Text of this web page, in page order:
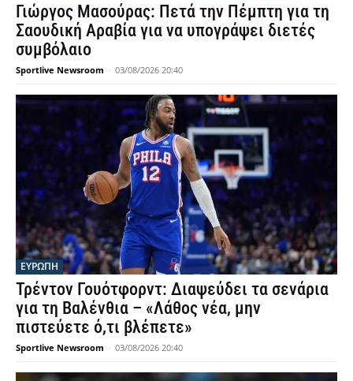
Γιώργος Μασούρας: Πετά την Πέμπτη για τη
Σαουδική Αραβία για να υπογράψει διετές
συμβόλαιο
Sportlive Newsroom - 03/08/2026 20:40
ΕΥΡΩΠΗ
Τρέντον Γουότφορντ: Διαψεύδει τα σενάρια
για τη Βαλένθια – «Λάθος νέα, μην
πιστεύετε ό,τι βλέπετε»
Sportlive Newsroom - 03/08/2026 20:40